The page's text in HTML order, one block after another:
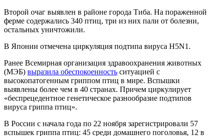
Второй очаг выявлен в районе города Тиба. На пораженной
ферме содержались 340 птиц, три из них пали от болезни,
остальных уничтожили.
В Японии отмечена циркуляция подтипа вируса H5N1.
Ранее Всемирная организация здравоохранения животных
(МЭБ) выразила обеспокоенность ситуацией с
высокопатогенным гриппом птиц в мире. Вспышки
выявлены более чем в 40 странах. Причем циркулирует
«беспрецедентное генетическое разнообразие подтипов
вируса гриппа птиц».
В России с начала года по 22 ноября зарегистрировали 57
вспышек гриппа птиц: 45 среди домашнего поголовья, 12 в